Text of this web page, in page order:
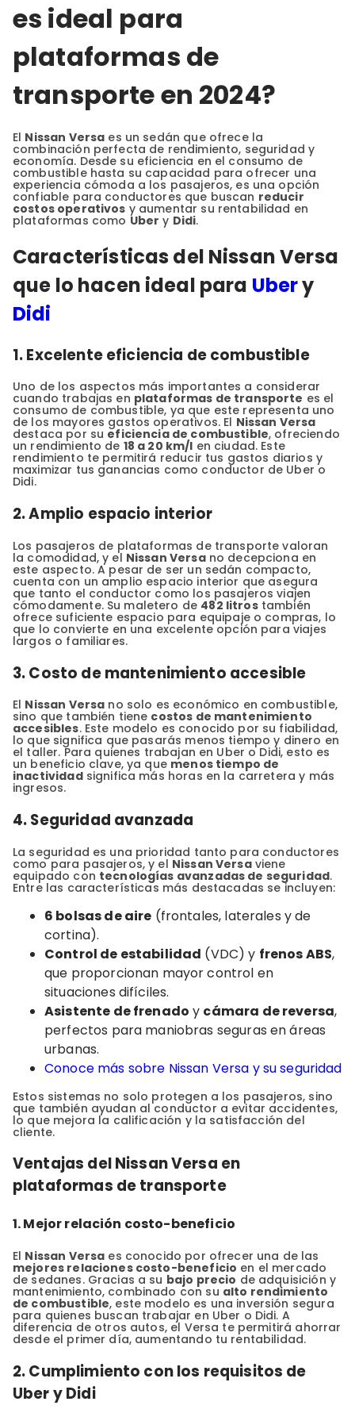
es ideal para
plataformas de
transporte en 2024?
El Nissan Versa es un sedán que ofrece la
combinación perfecta de rendimiento, seguridad y
economía. Desde su eficiencia en el consumo de
combustible hasta su capacidad para ofrecer una
experiencia cómoda a los pasajeros, es una opción
confiable para conductores que buscan reducir
costos operativos y aumentar su rentabilidad en
plataformas como Uber y Didi.
Características del Nissan Versa
que lo hacen ideal para Ubery
Didi
1. Excelente eficiencia de combustible
Uno de los aspectos más importantes a considerar
cuando trabajas en plataformas de transporte es el
consumo de combustible, ya que este representa uno
de los mayores gastos operativos. El Nissan Versa
destaca por su eficiencia de combustible, ofreciendo
un rendimiento de 18 a 20 km/l en ciudad. Este
rendimiento te permitirá reducir tus gastos diarios y
maximizar tus ganancias como conductor de Uber o
Didi.
2. Amplio espacio interior
Los pasajeros de plataformas de transporte valoran
la comodidad, y el Nissan Versano decepciona en
este aspecto. A pesar de ser un sedán compacto,
cuenta con un amplio espacio interior que asegura
que tanto el conductor como los pasajeros viajen
cómodamente. Su maletero de 482 litrostambién
ofrece suficiente espacio para equipaje o compras, lo
que lo convierte en una excelente opción para viajes
largos o familiares.
3. Costo de mantenimiento accesible
El Nissan Versa no solo es económico en combustible,
sino que también tiene costos de mantenimiento
accesibles. Este modelo es conocido por su fiabilidad,
lo que significa que pasarás menos tiempo y dinero en
el taller. Para quienes trabajan en Uber o Didi, esto es
un beneficio clave, ya que menos tiempo de
inactividadsignifica más horas en la carretera y más
ingresos.
4. Seguridad avanzada
La seguridad es una prioridad tanto para conductores
como para pasajeros, y el Nissan Versaviene
equipado con tecnologías avanzadas de seguridad.
Entre las características más destacadas se incluyen:
6 bolsas de aire (frontales, laterales y de
cortina).
Control de estabilidad (VDC) y frenos ABS,
que proporcionan mayor control en
situaciones difíciles.
Asistente de frenado y cámara de reversa,
perfectos para maniobras seguras en áreas
urbanas.
Conoce más sobre Nissan Versa y su seguridad
Estos sistemas no solo protegen a los pasajeros, sino
que también ayudan al conductor a evitar accidentes,
lo que mejora la calificación y la satisfacción del
cliente.
Ventajas del Nissan Versa en
plataformas de transporte
1. Mejor relación costo-beneficio
El Nissan Versa es conocido por ofrecer una de las
mejores relaciones costo-beneficio en el mercado
de sedanes. Gracias a su bajo precio de adquisición y
mantenimiento, combinado con su alto rendimiento
de combustible, este modelo es una inversión segura
para quienes buscan trabajar en Uber o Didi. A
diferencia de otros autos, el Versa te permitirá ahorrar
desde el primer día, aumentando tu rentabilidad.
2. Cumplimiento con los requisitos de
Uber y Didi